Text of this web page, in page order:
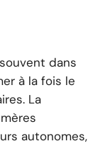
dans
à la fois le
La
autonomes,